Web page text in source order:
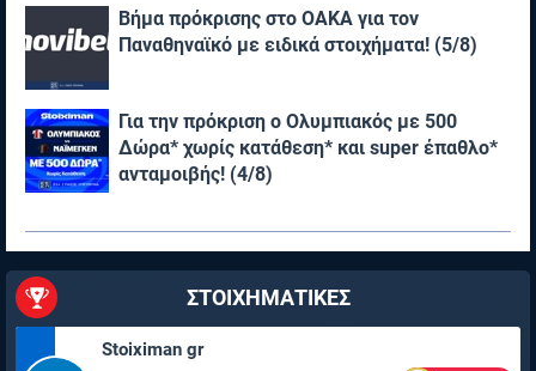
Βήμα πρόκρισης στο ΟΑΚΑ για τον
Παναθηναϊκό με ειδικά στοιχήματα! (5/8)
Για την πρόκριση ο Ολυμπιακός με 500
Δώρα* χωρίς κατάθεση* και super έπαθλο*
ανταμοιβής! (4/8)
ΣΤΟΙΧΗΜΑΤΙΚΕΣ
Stoiximan gr